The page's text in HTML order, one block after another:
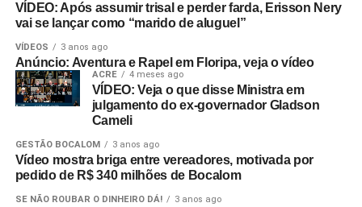
VÍDEO: Após assumir trisal e perder farda, Erisson Nery
vai se lançar como “marido de aluguel”
VÍDEOS 3 anos ago
Anúncio: Aventura e Rapel em Floripa, veja o vídeo
ACRE 4 meses ago
VÍDEO: Veja o que disse Ministra em
julgamento do ex-governador Gladson
Cameli
GESTÃO BOCALOM 3 anos ago
Vídeo mostra briga entre vereadores, motivada por
pedido de R$ 340 milhões de Bocalom
SE NÃO ROUBAR O DINHEIRO DÁ! 3 anos ago